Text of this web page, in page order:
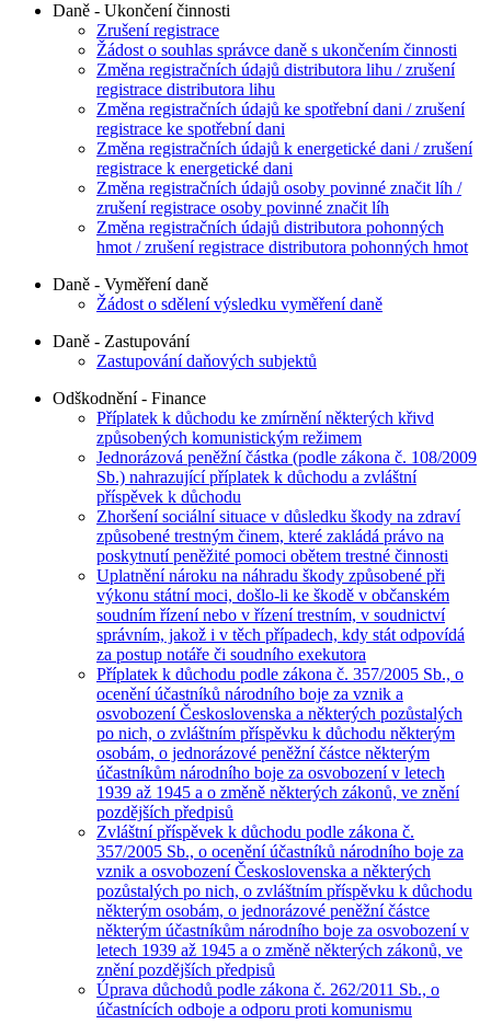
Daně - Ukončení činnosti
Zrušení registrace
Žádost o souhlas správce daně s ukončením činnosti
Změna registračních údajů distributora lihu / zrušení
registrace distributora lihu
Změna registračních údajů ke spotřební dani / zrušení
registrace ke spotřební dani
Změna registračních údajů k energetické dani / zrušení
registrace k energetické dani
Změna registračních údajů osoby povinné značit líh /
zrušení registrace osoby povinné značit líh
Změna registračních údajů distributora pohonných
hmot / zrušení registrace distributora pohonných hmot
Daně - Vyměření daně
Žádost o sdělení výsledku vyměření daně
Daně - Zastupování
Zastupování daňových subjektů
Odškodnění - Finance
Příplatek k důchodu ke zmírnění některých křivd
způsobených komunistickým režimem
Jednorázová peněžní částka (podle zákona č. 108/2009
Sb.) nahrazující příplatek k důchodu a zvláštní
příspěvek k důchodu
Zhoršení sociální situace v důsledku škody na zdraví
způsobené trestným činem, které zakládá právo na
poskytnutí peněžité pomoci obětem trestné činnosti
Uplatnění nároku na náhradu škody způsobené při
výkonu státní moci, došlo-li ke škodě v občanském
soudním řízení nebo v řízení trestním, v soudnictví
správním, jakož i v těch případech, kdy stát odpovídá
za postup notáře či soudního exekutora
Příplatek k důchodu podle zákona č. 357/2005 Sb., o
ocenění účastníků národního boje za vznik a
osvobození Československa a některých pozůstalých
po nich, o zvláštním příspěvku k důchodu některým
osobám, o jednorázové peněžní částce některým
účastníkům národního boje za osvobození v letech
1939 až 1945 a o změně některých zákonů, ve znění
pozdějších předpisů
Zvláštní příspěvek k důchodu podle zákona č.
357/2005 Sb., o ocenění účastníků národního boje za
vznik a osvobození Československa a některých
pozůstalých po nich, o zvláštním příspěvku k důchodu
některým osobám, o jednorázové peněžní částce
některým účastníkům národního boje za osvobození v
letech 1939 až 1945 a o změně některých zákonů, ve
znění pozdějších předpisů
Úprava důchodů podle zákona č. 262/2011 Sb., o
účastnících odboje a odporu proti komunismu